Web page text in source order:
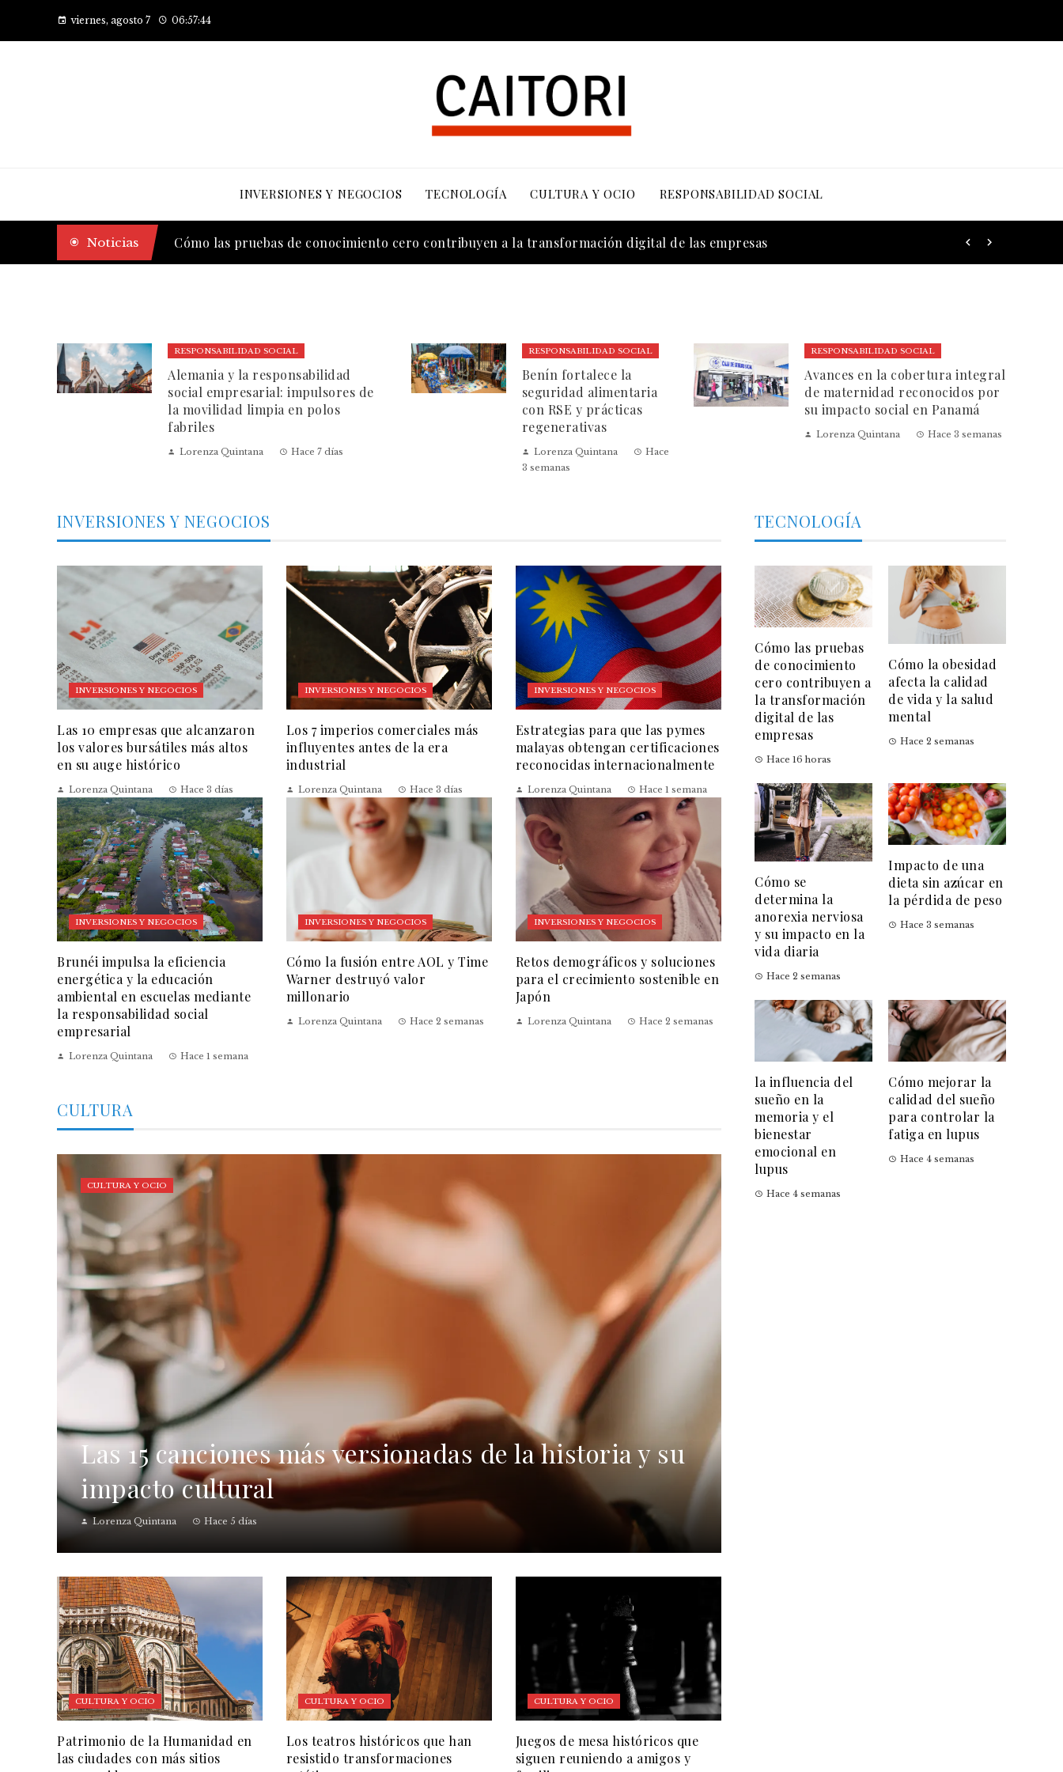
viernes, agosto 7 06:57:45
INVERSIONES Y NEGOCIOS TECNOLOGÍA CULTURA Y OCIO RESPONSABILIDAD SOCIAL
Noticias
Cómo las pruebas de conocimiento cero contribuyen a la transformación digital de las empresas
Las 10 empresas que alcanzaron los valores bursátiles más altos en su auge histórico
RESPONSABILIDAD SOCIAL
Alemania y la responsabilidad
social empresarial: impulsores de
la movilidad limpia en polos
fabriles
Lorenza Quintana Hace 7 días
RESPONSABILIDAD SOCIAL
Benín fortalece la
seguridad alimentaria
con RSE y prácticas
regenerativas
Lorenza Quintana
Hace
3 semanas
RESPONSABILIDAD SOCIAL
Avances en la cobertura integral
de maternidad reconocidos por
su impacto social en Panamá
Lorenza Quintana Hace 3 semanas
INVERSIONES Y NEGOCIOS
INVERSIONES Y NEGOCIOS
Las 10 empresas que alcanzaron
los valores bursátiles más altos
en su auge histórico
Lorenza Quintana Hace 3 días
INVERSIONES Y NEGOCIOS
Los 7 imperios comerciales más
influyentes antes de la era
industrial
Lorenza Quintana Hace 3 días
INVERSIONES Y NEGOCIOS
Estrategias para que las pymes
malayas obtengan certificaciones
reconocidas internacionalmente
Lorenza Quintana Hace 1 semana
INVERSIONES Y NEGOCIOS
Brunéi impulsa la eficiencia
energética y la educación
ambiental en escuelas mediante
la responsabilidad social
empresarial
Lorenza Quintana Hace 1 semana
INVERSIONES Y NEGOCIOS
Cómo la fusión entre AOL y Time
Warner destruyó valor
millonario
Lorenza Quintana Hace 2 semanas
INVERSIONES Y NEGOCIOS
Retos demográficos y soluciones
para el crecimiento sostenible en
Japón
Lorenza Quintana Hace 2 semanas
CULTURA
Las 15 canciones más versionadas de la historia y su
impacto cultural
Lorenza Quintana Hace 5 días
CULTURA Y OCIO
CULTURA Y OCIO
Patrimonio de la Humanidad en
las ciudades con más sitios
CULTURA Y OCIO
Los teatros históricos que han
resistido transformaciones
CULTURA Y OCIO
Juegos de mesa históricos que
siguen reuniendo a amigos y
TECNOLOGÍA
Cómo las pruebas
de conocimiento
cero contribuyen a
la transformación
digital de las
empresas
Hace 16 horas
Cómo la obesidad
afecta la calidad
de vida y la salud
mental
Hace 2 semanas
Cómo se
determina la
anorexia nerviosa
y su impacto en la
vida diaria
Hace 2 semanas
Impacto de una
dieta sin azúcar en
la pérdida de peso
Hace 3 semanas
la influencia del
sueño en la
memoria y el
bienestar
emocional en
lupus
Hace 4 semanas
Cómo mejorar la
calidad del sueño
para controlar la
fatiga en lupus
Hace 4 semanas